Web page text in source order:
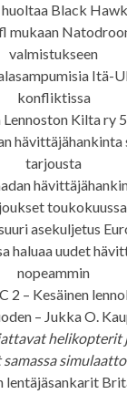
Black
mukaan
valmistukseen
Itä-
konfliktissa
Lennoston Kilta ry
hävittäjähankinta
tarjousta
toukokuussa
asekuljetus
haluaa uudet
nopeammin
2 – Kesäinen
– Jukka O.
helikopterit
lentäjäsankarit